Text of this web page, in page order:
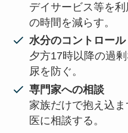
デイサービス等を利
の時間を減らす。
水分のコントロール
夕方17時以降の過
尿を防ぐ。
専門家への相談
家族だけで抱え込
医に相談する。